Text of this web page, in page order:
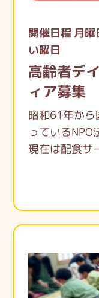
開催日程 月
い曜日
高齢者デ
ィア募集
昭和61年か
っているNPO
現在は配食サ
調理のお手
お問合せをお